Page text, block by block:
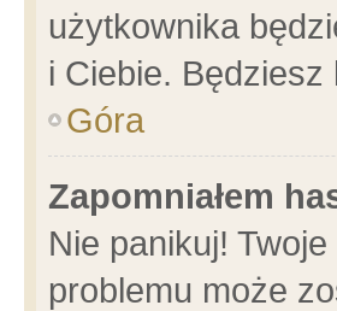
użytkownika
i Ciebie.
Góra
Zapomniałem
Nie panikuj!
problemu może